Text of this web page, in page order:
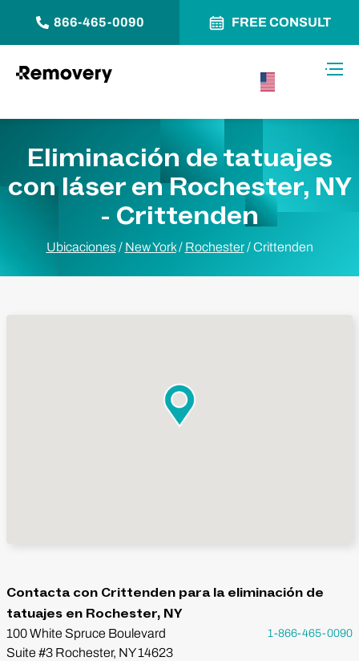
866-465-0090 FREE CONSULT
Eliminación de tatuajes
con láser en Rochester, NY
- Crittenden
Ubicaciones / New York / Rochester /Crittenden
Contacta con Crittenden para la eliminación de
tatuajes en Rochester, NY
100 White Spruce Boulevard
Suite #3 Rochester, NY 14623
1-866-465-0090